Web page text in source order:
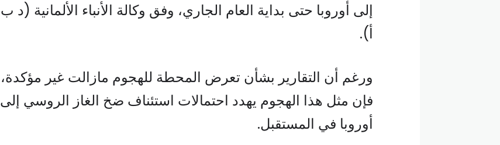
إلى أوروبا حتى بداية العام الجاري، وفق وكالة الأنباء الألمانية (د ب
أ).
ورغم أن التقارير بشأن تعرض المحطة للهجوم مازالت غير مؤكدة،
فإن مثل هذا الهجوم يهدد احتمالات استئناف ضخ الغاز الروسي إلى
أوروبا في المستقبل.